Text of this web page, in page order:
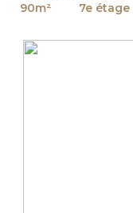
90m²
7e étage